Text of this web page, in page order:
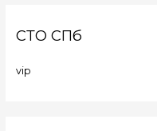
СТО СПб
vip